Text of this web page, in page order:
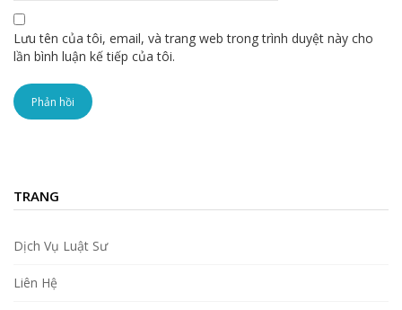
Lưu tên của tôi, email, và trang web trong trình duyệt này cho
lần bình luận kế tiếp của tôi.
TRANG
Dịch Vụ Luật Sư
Liên Hệ